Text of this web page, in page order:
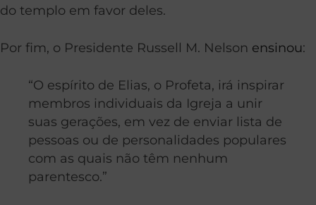
do templo em favor deles.
Por fim, o Presidente Russell M. Nelson ensinou:
“O espírito de Elias, o Profeta, irá inspirar
membros individuais da Igreja a unir
suas gerações, em vez de enviar lista de
pessoas ou de personalidades populares
com as quais não têm nenhum
parentesco.”